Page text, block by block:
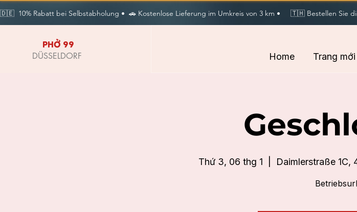
🇩🇪  10% Rabatt bei Selbstabholung •  🚗 Kostenlose Lieferung im Umkreis von 3 km •     🇹🇭 Bestellen Sie
PHỞ 99
DÜSSELDORF Home Trang mới
Thứ 3, 06 thg 1 Daimlerstraße